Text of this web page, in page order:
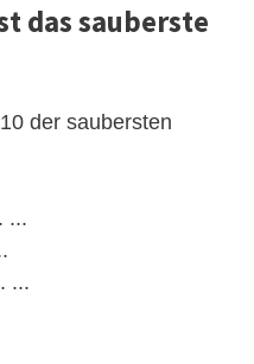
das sauberste
der saubersten
...
...